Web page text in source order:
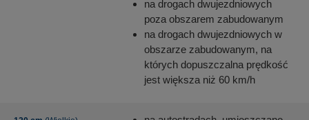
na drogach dwujezdniowych
poza obszarem zabudowanym
na drogach dwujezdniowych w
obszarze zabudowanym, na
których dopuszczalna prędkość
jest większa niż 60 km/h